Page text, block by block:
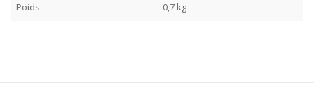
Poids 0,7 kg